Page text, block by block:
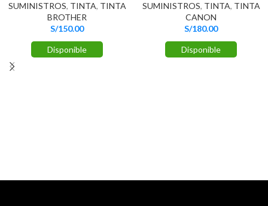
SUMINISTROS, TINTA, TINTA
BROTHER
S/150.00
Disponible
SUMINISTROS, TINTA, TINTA
CANON
S/180.00
Disponible